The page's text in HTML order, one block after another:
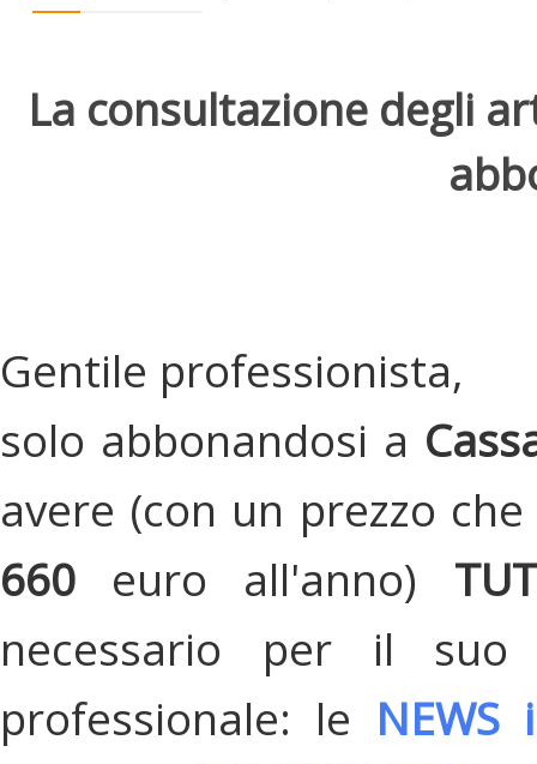
La consultazione degli
Gentile professionista,
solo abbonandosi a
avere (con un prezzo
660 euro all'anno)
necessario per il suo
professionale: le